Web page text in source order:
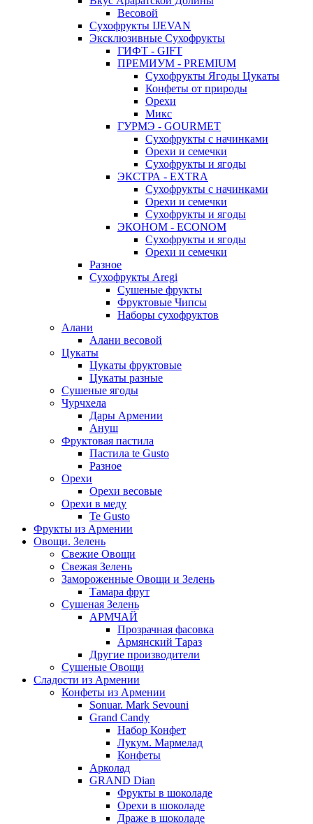
Весовой
Сухофрукты IJEVAN
Эксклюзивные Сухофрукты
ГИФТ - GIFT
ПРЕМИУМ - PREMIUM
Сухофрукты Ягоды Цукаты
Конфеты от природы
Орехи
Микс
ГУРМЭ - GOURMET
Сухофрукты с начинками
Орехи и семечки
Сухофрукты и ягоды
ЭКСТРА - EXTRA
Сухофрукты с начинками
Орехи и семечки
Сухофрукты и ягоды
ЭКОНОМ - ECONOM
Сухофрукты и ягоды
Орехи и семечки
Разное
Сухофрукты Aregi
Сушеные фрукты
Фруктовые Чипсы
Наборы сухофруктов
Алани
Алани весовой
Цукаты
Цукаты фруктовые
Цукаты разные
Сушеные ягоды
Чурчхела
Дары Армении
Ануш
Фруктовая пастила
Пастила te Gusto
Разное
Орехи
Орехи весовые
Орехи в меду
Te Gusto
Фрукты из Армении
Овощи. Зелень
Свежие Овощи
Свежая Зелень
Замороженные Овощи и Зелень
Тамара фрут
Сушеная Зелень
АРМЧАЙ
Прозрачная фасовка
Армянский Тараз
Другие производители
Сушеные Овощи
Сладости из Армении
Конфеты из Армении
Sonuar. Mark Sevouni
Grand Candy
Набор Конфет
Лукум. Мармелад
Конфеты
Арколад
GRAND Dian
Фрукты в шоколаде
Орехи в шоколаде
Драже в шоколаде